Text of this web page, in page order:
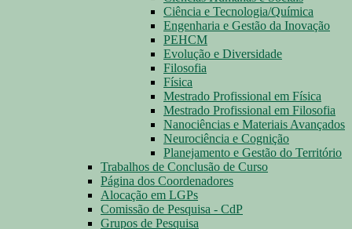
Ciência e Tecnologia/Química
Engenharia e Gestão da Inovação
PEHCM
Evolução e Diversidade
Filosofia
Física
Mestrado Profissional em Física
Mestrado Profissional em Filosofia
Nanociências e Materiais Avançados
Neurociência e Cognição
Planejamento e Gestão do Território
Trabalhos de Conclusão de Curso
Página dos Coordenadores
Alocação em LGPs
Comissão de Pesquisa - CdP
Grupos de Pesquisa